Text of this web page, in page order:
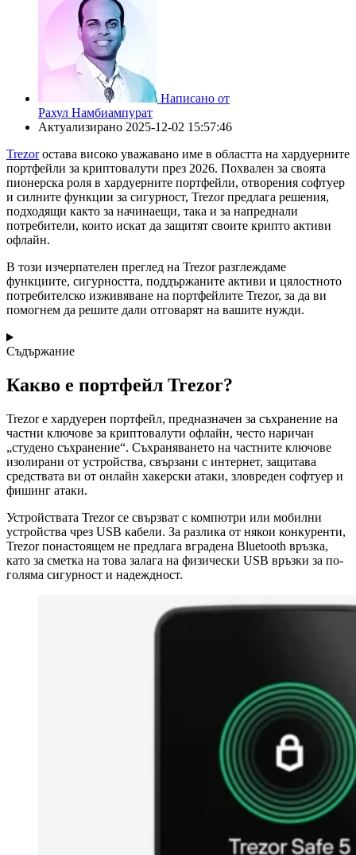
Написано от
Рахул Намбиампурат
Актуализирано 2025-12-02 15:57:46
Trezorостава високо уважавано име в областта на хардуерните
портфейли за криптовалути през 2026. Похвален за своята
пионерска роля в хардуерните портфейли, отворения софтуер
и силните функции за сигурност, Trezor предлага решения,
подходящи както за начинаещи, така и за напреднали
потребители, които искат да защитят своите крипто активи
офлайн.
В този изчерпателен преглед на Trezor разглеждаме
функциите, сигурността, поддържаните активи и цялостното
потребителско изживяване на портфейлите Trezor, за да ви
помогнем да решите дали отговарят на вашите нужди.
Съдържание
Какво е портфейл Trezor?
Trezor е хардуерен портфейл, предназначен за съхранение на
частни ключове за криптовалути офлайн, често наричан
„студено съхранение“. Съхраняването на частните ключове
изолирани от устройства, свързани с интернет, защитава
средствата ви от онлайн хакерски атаки, зловреден софтуер и
фишинг атаки.
Устройствата Trezor се свързват с компютри или мобилни
устройства чрез USB кабели. За разлика от някои конкуренти,
Trezor понастоящем не предлага вградена Bluetooth връзка,
като за сметка на това залага на физически USB връзки за по-
голяма сигурност и надеждност.